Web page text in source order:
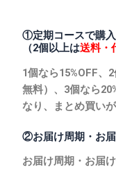
①定期コースで購
（2個以上は送料・
1個なら15%OFF、
無料）、3個なら
なり、まとめ買いが
②お届け周期・お
お届け周期・お届